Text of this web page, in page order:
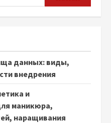
данных: виды,
внедрения
и
маникюра,
наращивания